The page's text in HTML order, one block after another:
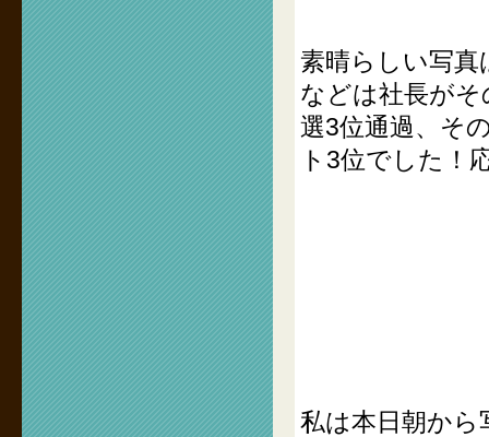
素晴らしい写
などは社長が
選3位通過、そ
ト3位でした！
私は本日朝か